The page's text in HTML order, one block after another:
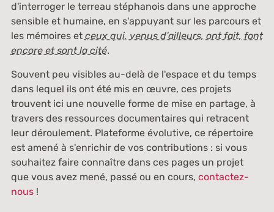
d'interroger le terreau stéphanois dans une approche
sensible et humaine, en s'appuyant sur les parcours et
les mémoires et ceux qui, venus d'ailleurs, ont fait, font
encore et sont la cité.
Souvent peu visibles au-delà de l'espace et du temps
dans lequel ils ont été mis en œuvre, ces projets
trouvent ici une nouvelle forme de mise en partage, à
travers des ressources documentaires qui retracent
leur déroulement. Plateforme évolutive, ce répertoire
est amené à s'enrichir de vos contributions : si vous
souhaitez faire connaître dans ces pages un projet
que vous avez mené, passé ou en cours, contactez-
nous!